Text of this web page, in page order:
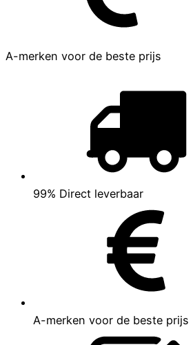
A-merken voor de beste prijs
99% Direct leverbaar
A-merken voor de beste prijs